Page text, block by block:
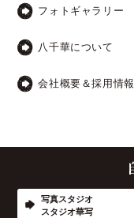
フォトギャラリー
八千華について
会社概要＆採用情報
写真スタジオ
スタジオ華写